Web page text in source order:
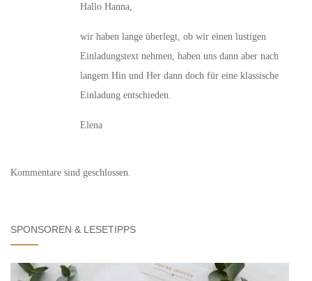
Hallo Hanna,
wir haben lange überlegt, ob wir einen lustigen
Einladungstext nehmen, haben uns dann aber nach
langem Hin und Her dann doch für eine klassische
Einladung entschieden.
Elena
Kommentare sind geschlossen.
SPONSOREN & LESETIPPS